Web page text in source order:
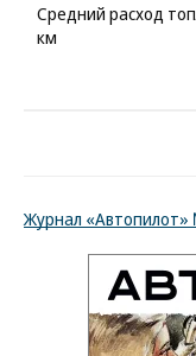
Средний расход
км
Журнал «Автопилот»